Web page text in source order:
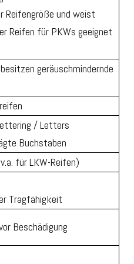
Reifengröße und weist
Reifen für PKWs geeignet
geräuschmindernde
/ Letters
Buchstaben
für LKW-Reifen)
Tragfähigkeit
Beschädigung